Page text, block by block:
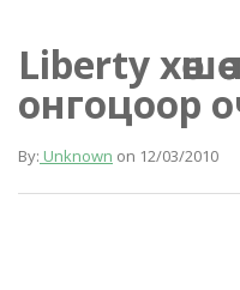
Liberty
онгоцоор
By: Unknown on 12/03/2010